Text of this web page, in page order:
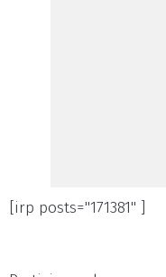
[irp posts="171381" ]